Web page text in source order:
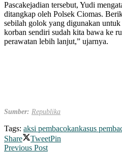
Pascakejadian tersebut, Yudi
ditangkap oleh Polsek Ciomas.
sebilah golok yang digunakan
korban sendiri sudah kita bawa ke
perawatan lebih lanjut,” ujarnya.
Sumber: Republika
Tags: aksi pembacokankasus
Share
TweetPin
Previous Post